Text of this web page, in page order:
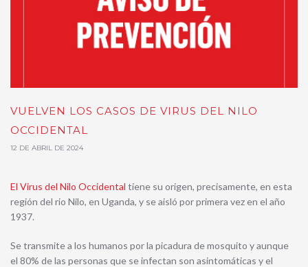
VUELVEN LOS CASOS DE VIRUS DEL NILO
OCCIDENTAL
12 DE ABRIL DE 2024
El Virus del Nilo Occidental tiene su origen, precisamente, en esta
región del rio Nilo, en Uganda, y se aisló por primera vez en el año
1937.
Se transmite a los humanos por la picadura de mosquito y aunque
el 80% de las personas que se infectan son asintomáticas y el